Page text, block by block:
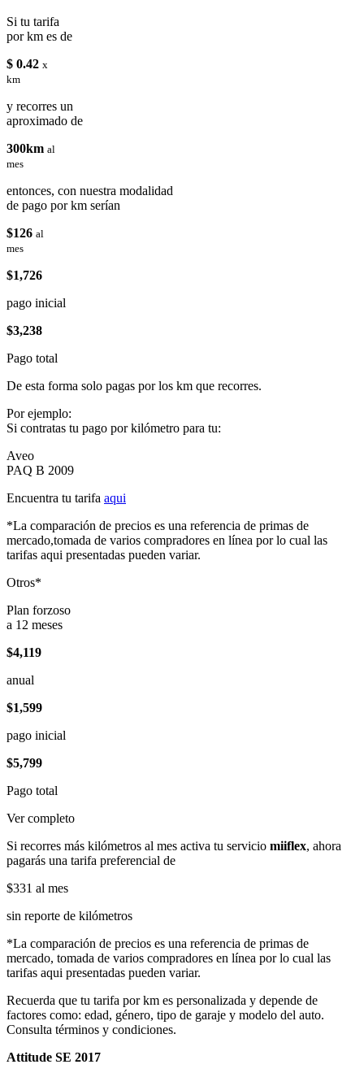
Si tu tarifa
por km es de
$ 0.42 x
km
y recorres un
aproximado de
300km al
mes
entonces, con nuestra modalidad
de pago por km serían
$126 al
mes
$1,726
pago inicial
$3,238
Pago total
De esta forma solo pagas por los km que recorres.
Por ejemplo:
Si contratas tu pago por kilómetro para tu:
Aveo
PAQ B 2009
Encuentra tu tarifa aqui
*La comparación de precios es una referencia de primas de
mercado,tomada de varios compradores en línea por lo cual las
tarifas aqui presentadas pueden variar.
Otros*
Plan forzoso
a 12 meses
$4,119
anual
$1,599
pago inicial
$5,799
Pago total
Ver completo
Si recorres más kilómetros al mes activa tu servicio miiflex, ahora
pagarás una tarifa preferencial de
$331 al mes
sin reporte de kilómetros
*La comparación de precios es una referencia de primas de
mercado, tomada de varios compradores en línea por lo cual las
tarifas aqui presentadas pueden variar.
Recuerda que tu tarifa por km es personalizada y depende de
factores como: edad, género, tipo de garaje y modelo del auto.
Consulta términos y condiciones.
Attitude SE 2017